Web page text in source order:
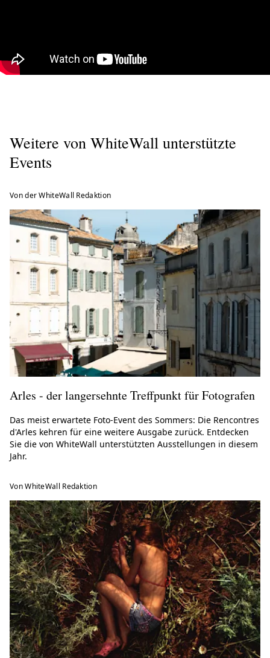
Weitere von WhiteWall unterstützte
Events
Von der WhiteWall Redaktion
Arles - der langersehnte Treffpunkt für Fotografen
Das meist erwartete Foto-Event des Sommers: Die Rencontres
d'Arles kehren für eine weitere Ausgabe zurück. Entdecken
Sie die von WhiteWall unterstützten Ausstellungen in diesem
Jahr.
Von WhiteWall Redaktion